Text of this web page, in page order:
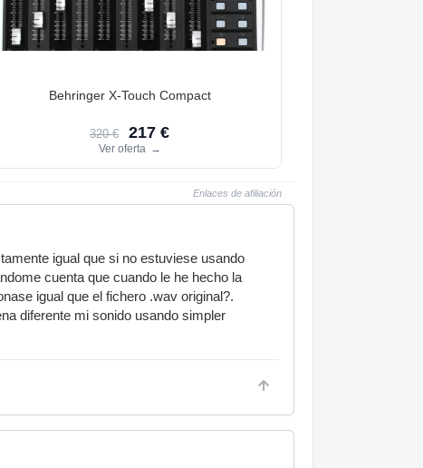
Behringer X-Touch Compact
320 € 217 €
Ver oferta →
Enlaces de afiliación
igual que si no estuviese usando
cuenta que cuando le he hecho la
igual que el fichero .wav original?.
diferente mi sonido usando simpler